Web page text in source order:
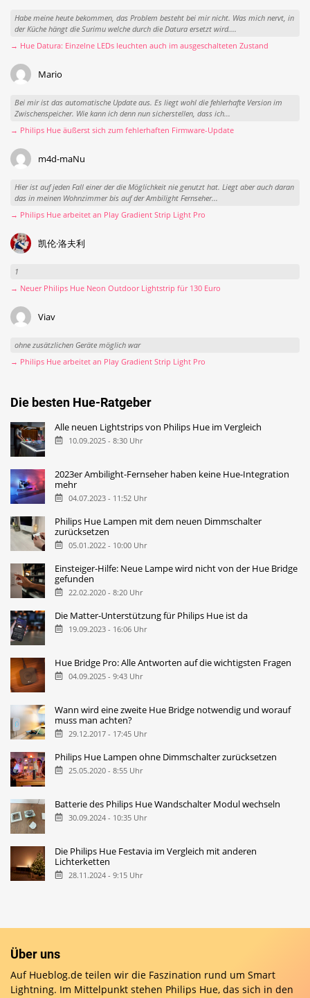
Habe meine heute bekommen, das Problem besteht bei mir nicht. Was mich nervt, in
der Küche hängt die Surimu welche durch die Datura ersetzt wird....
→ Hue Datura: Einzelne LEDs leuchten auch im ausgeschalteten Zustand
Mario
Bei mir ist das automatische Update aus. Es liegt wohl die fehlerhafte Version im
Zwischenspeicher. Wie kann ich denn nun sicherstellen, dass ich...
→ Philips Hue äußerst sich zum fehlerhaften Firmware-Update
m4d-maNu
Hier ist auf jeden Fall einer der die Möglichkeit nie genutzt hat. Liegt aber auch daran
das in meinen Wohnzimmer bis auf der Ambilight Fernseher...
→ Philips Hue arbeitet an Play Gradient Strip Light Pro
凯伦·洛夫利
1
→ Neuer Philips Hue Neon Outdoor Lightstrip für 130 Euro
Viav
ohne zusätzlichen Geräte möglich war
→ Philips Hue arbeitet an Play Gradient Strip Light Pro
Die besten Hue-Ratgeber
Alle neuen Lightstrips von Philips Hue im Vergleich
10.09.2025 - 8:30 Uhr
2023er Ambilight-Fernseher haben keine Hue-Integration
mehr
04.07.2023 - 11:52 Uhr
Philips Hue Lampen mit dem neuen Dimmschalter
zurücksetzen
05.01.2022 - 10:00 Uhr
Einsteiger-Hilfe: Neue Lampe wird nicht von der Hue Bridge
gefunden
22.02.2020 - 8:20 Uhr
Die Matter-Unterstützung für Philips Hue ist da
19.09.2023 - 16:06 Uhr
Hue Bridge Pro: Alle Antworten auf die wichtigsten Fragen
04.09.2025 - 9:43 Uhr
Wann wird eine zweite Hue Bridge notwendig und worauf
muss man achten?
29.12.2017 - 17:45 Uhr
Philips Hue Lampen ohne Dimmschalter zurücksetzen
25.05.2020 - 8:55 Uhr
Batterie des Philips Hue Wandschalter Modul wechseln
30.09.2024 - 10:35 Uhr
Die Philips Hue Festavia im Vergleich mit anderen
Lichterketten
28.11.2024 - 9:15 Uhr
Über uns
Auf Hueblog.de teilen wir die Faszination rund um Smart
Lightning. Im Mittelpunkt stehen Philips Hue, das sich in den